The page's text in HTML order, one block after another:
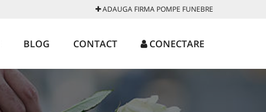
ADAUGA FIRMA POMPE FUNEBRE
BLOG CONTACT CONECTARE